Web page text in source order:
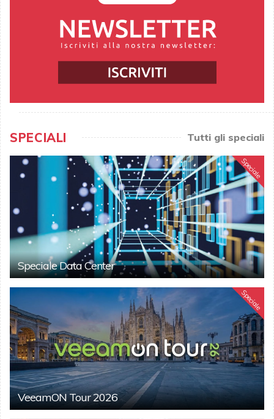
SPECIALI Tutti gli speciali
Speciale
Speciale Data Center
Speciale
VeeamON Tour 2026